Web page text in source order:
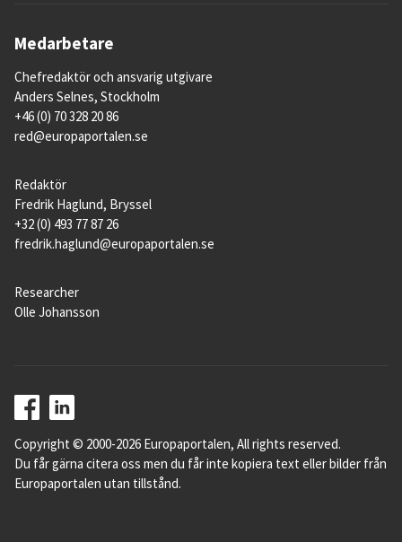
Medarbetare
Chefredaktör och ansvarig utgivare
Anders Selnes, Stockholm
+46 (0) 70 328 20 86
red@europaportalen.se
Redaktör
Fredrik Haglund, Bryssel
+32 (0) 493 77 87 26
fredrik.haglund@europaportalen.se
Researcher
Olle Johansson
Copyright © 2000-2026 Europaportalen, All rights reserved.
Du får gärna citera oss men du får inte kopiera text eller bilder från
Europaportalen utan tillstånd.